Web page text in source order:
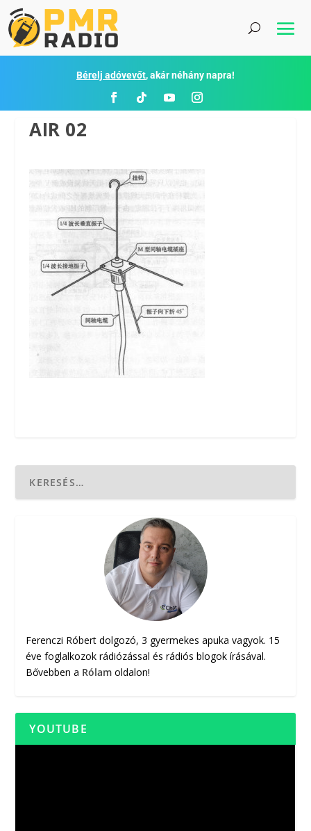
Bérelj adóvevőt, akár néhány napra!
AIR 02
Ferenczi Róbert dolgozó, 3 gyermekes apuka vagyok. 15
éve foglalkozok rádiózással és rádiós blogok írásával.
Bővebben a Rólam oldalon!
YOUTUBE